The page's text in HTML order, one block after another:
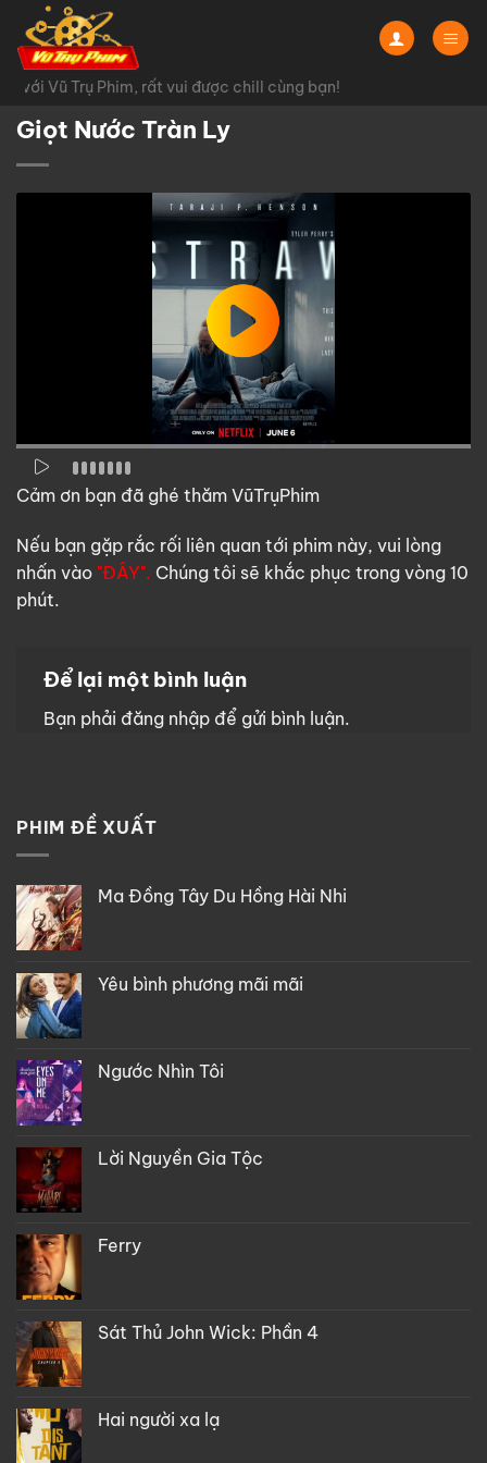
Chuyển
đến
nội
dung
với Vũ Trụ Phim, rất vui được chill cùng bạn!
Giọt Nước Tràn Ly
Cảm ơn bạn đã ghé thăm VũTrụPhim
Nếu bạn gặp rắc rối liên quan tới phim này, vui lòng
nhấn vào "ĐÂY". Chúng tôi sẽ khắc phục trong vòng 10
phút.
Để lại một bình luận
Bạn phải đăng nhập để gửi bình luận.
PHIM ĐỀ XUẤT
Ma Đồng Tây Du Hồng Hài Nhi
Yêu bình phương mãi mãi
Ngước Nhìn Tôi
Lời Nguyền Gia Tộc
Ferry
Sát Thủ John Wick: Phần 4
Hai người xa lạ